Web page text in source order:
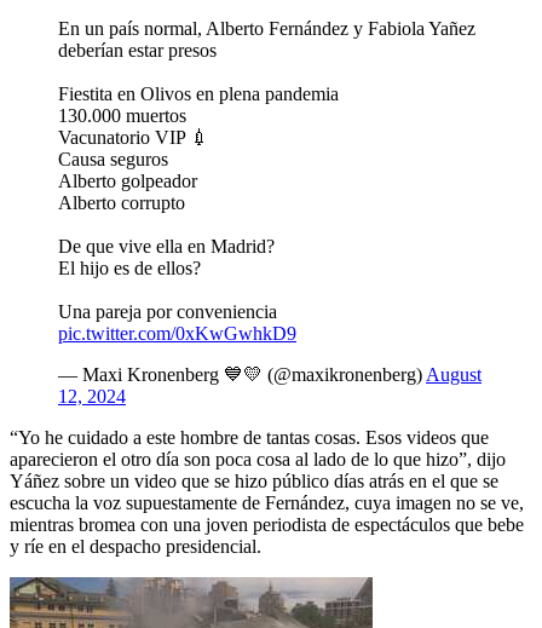
En un país normal, Alberto Fernández y Fabiola Yañez
deberían estar presos
Fiestita en Olivos en plena pandemia
130.000 muertos
Vacunatorio VIP 💉
Causa seguros
Alberto golpeador
Alberto corrupto
De que vive ella en Madrid?
El hijo es de ellos?
Una pareja por conveniencia
pic.twitter.com/0xKwGwhkD9
— Maxi Kronenberg 💙💛 (@maxikronenberg) August
12, 2024
“Yo he cuidado a este hombre de tantas cosas. Esos videos que
aparecieron el otro día son poca cosa al lado de lo que hizo”, dijo
Yáñez sobre un video que se hizo público días atrás en el que se
escucha la voz supuestamente de Fernández, cuya imagen no se ve,
mientras bromea con una joven periodista de espectáculos que bebe
y ríe en el despacho presidencial.